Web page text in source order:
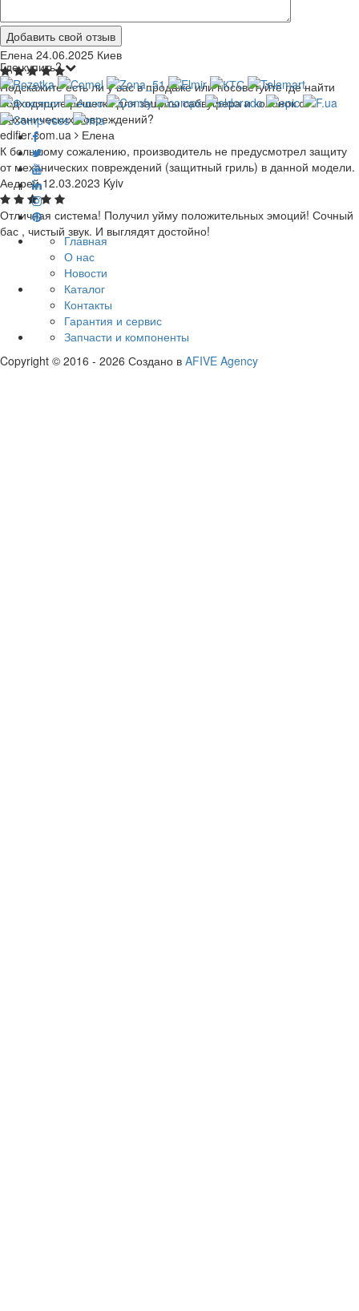
Добавить свой отзыв
Елена 24.06.2025 Киев
Подскажите есть ли у вас в продаже или посоветуйте где найти
подходящие решетки для защиты сабвуфера и колонок от
механических повреждений?
edifier.com.ua
Елена
К большому сожалению, производитель не предусмотрел защиту
от механических повреждений (защитный гриль) в данной модели.
Аедрей 12.03.2023 Kyiv
Отличная система! Получил уйму положительных эмоций! Сочный
бас , чистый звук. И выглядят достойно!
Где купить?
Главная
О нас
Новости
Каталог
Контакты
Гарантия и сервис
Запчасти и компоненты
Copyright © 2016 - 2026 Создано в AFIVE Agency